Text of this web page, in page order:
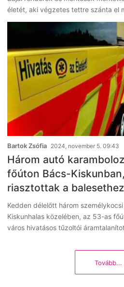
életét, aki végzetes tettre szánta el
Bartok Zsófia 2024, november 5. 09:43
Három autó
főúton Bács-
riasztottak a balesethez
Kedden délelőtt három
Kiskunhalas közelében, az 53-as
város hivatásos tűzoltói
Tovább...